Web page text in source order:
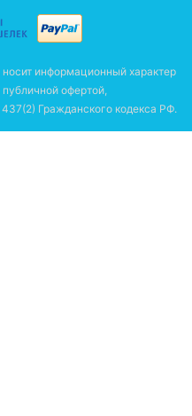
информационный характер
публичной офертой,
Гражданского кодекса РФ.